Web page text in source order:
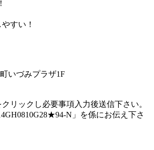
すい！
いづみプラザ1F
リックし必要事項入力後送信下さい。
N」を係にお伝え下さ